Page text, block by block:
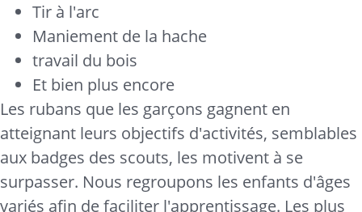
Tir à l'arc
Maniement de la hache
travail du bois
Et bien plus encore
Les rubans que les garçons gagnent en
atteignant leurs objectifs d'activités, semblables
aux badges des scouts, les motivent à se
surpasser. Nous regroupons les enfants d'âges
variés afin de faciliter l'apprentissage. Les plus